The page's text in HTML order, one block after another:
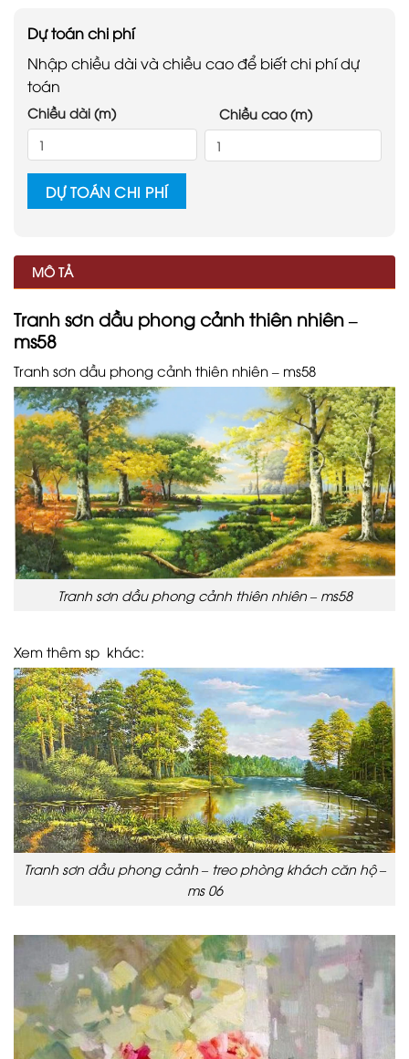
Dự toán chi phí
Nhập chiều dài và chiều cao để biết chi phí dự
toán
Chiều dài (m) Chiều cao (m)
DỰ TOÁN CHI PHÍ
MÔ TẢ
Tranh sơn dầu phong cảnh thiên nhiên –
ms58
Tranh sơn dầu phong cảnh thiên nhiên – ms58
Tranh sơn dầu phong cảnh thiên nhiên – ms58
Xem thêm sp khác:
Tranh sơn dầu phong cảnh – treo phòng khách căn hộ –
ms 06